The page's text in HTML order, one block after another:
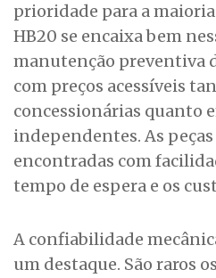
prioridade para a
HB20 se encaixa bem
manutenção preventiva
com preços acessíveis
concessionárias quanto
independentes. As peças
encontradas com
tempo de espera e os
A confiabilidade
um destaque. São raros